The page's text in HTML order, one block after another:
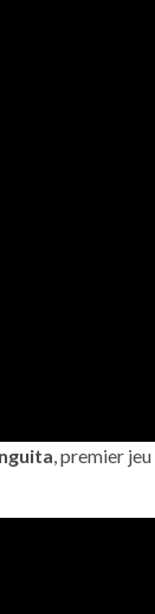
, premier